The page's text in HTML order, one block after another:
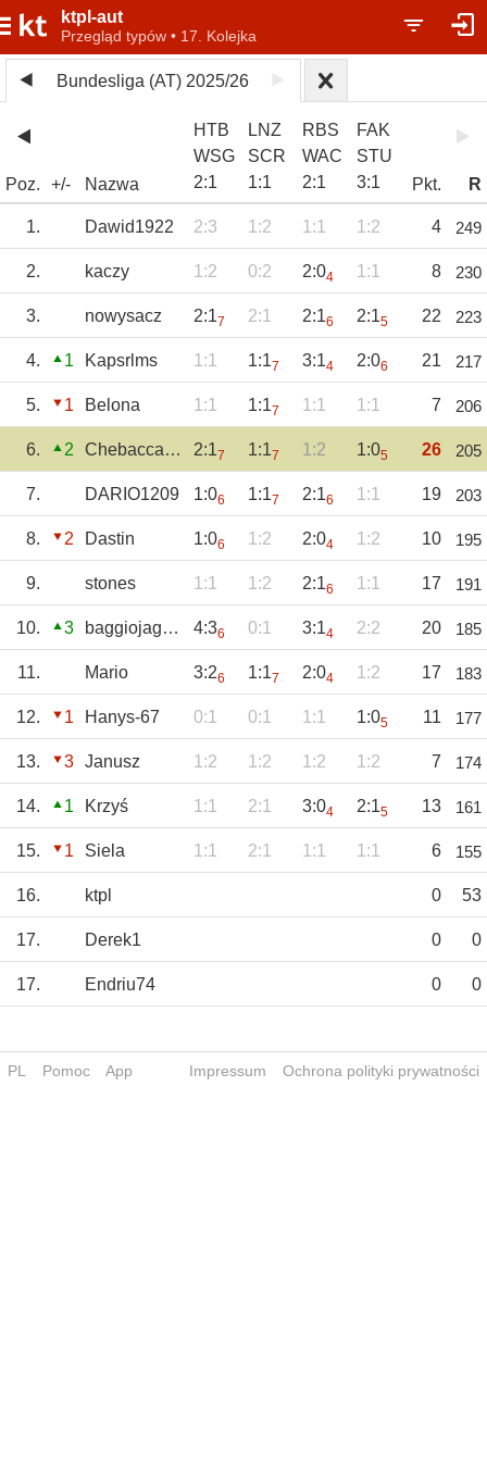
ktpl-aut
Przegląd typów • 17. Kolejka
Bundesliga (AT) 2025/26
Poz. +/- Nazwa
HTB
WSG
2:1
LNZ
SCR
1:1
RBS
WAC
2:1
FAK
STU
3:1 Pkt. R
1. Dawid1922 2:3 1:2 1:1 1:2 4 249
2. kaczy 1:2 0:2 2:04 1:1 8 230
3. nowysacz 2:17 2:1 2:16 2:15 22 223
4. 1 Kapsrlms 1:1 1:17 3:14 2:06 21 217
5. 1 Belona 1:1 1:17 1:1 1:1 7 206
6. 2 Chebacca2021 2:17 1:17 1:2 1:05 26 205
7. DARIO1209 1:06 1:17 2:16 1:1 19 203
8. 2 Dastin 1:06 1:2 2:04 1:2 10 195
9. stones 1:1 1:2 2:16 1:1 17 191
10. 3 baggiojagoda 4:36 0:1 3:14 2:2 20 185
11. Mario 3:26 1:17 2:04 1:2 17 183
12. 1 Hanys-67 0:1 0:1 1:1 1:05 11 177
13. 3 Janusz 1:2 1:2 1:2 1:2 7 174
14. 1 Krzyś 1:1 2:1 3:04 2:15 13 161
15. 1 Siela 1:1 2:1 1:1 1:1 6 155
16. ktpl 0 53
17. Derek1 0 0
17. Endriu74 0 0
PL Pomoc App Impressum Ochrona polityki prywatności